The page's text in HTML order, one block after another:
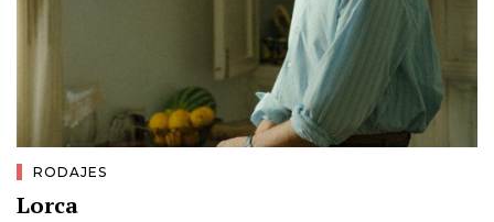
RODAJES
Lorca